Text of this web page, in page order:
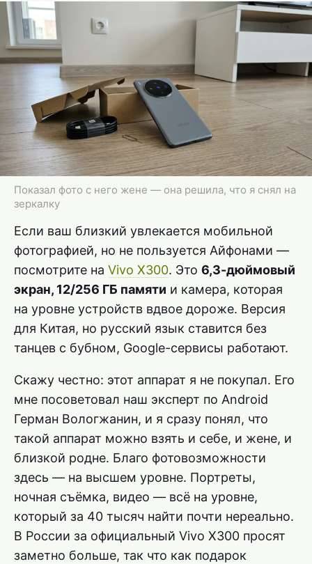
Показал фото с него жене — она решила, что я снял на
зеркалку
Если ваш близкий увлекается мобильной
фотографией, но не пользуется Айфонами —
посмотрите на Vivo X300. Это 6,3-дюймовый
экран, 12/256 ГБ памяти и камера, которая
на уровне устройств вдвое дороже. Версия
для Китая, но русский язык ставится без
танцев с бубном, Google-сервисы работают.
Скажу честно: этот аппарат я не покупал. Его
мне посоветовал наш эксперт по Android
Герман Вологжанин, и я сразу понял, что
такой аппарат можно взять и себе, и жене, и
близкой родне. Благо фотовозможности
здесь — на высшем уровне. Портреты,
ночная съёмка, видео — всё на уровне,
который за 40 тысяч найти почти нереально.
В России за официальный Vivo X300 просят
заметно больше, так что как подарок